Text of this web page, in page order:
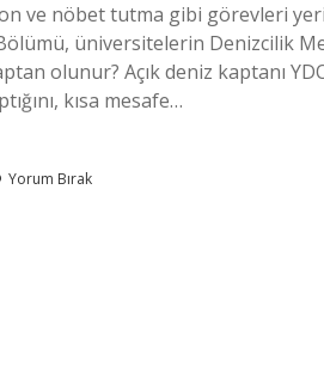
ve nöbet tutma gibi görevleri
üniversitelerin Denizcilik
olunur? Açık deniz kaptanı
kısa mesafe…
Yorum Bırak